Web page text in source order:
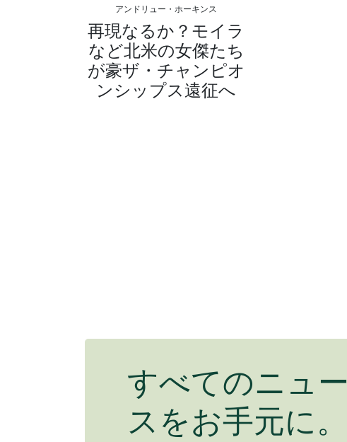
アンドリュー・ホーキンス
再現なるか？モイラ
など北米の女傑たち
が豪ザ・チャンピオ
ンシップス遠征へ
すべてのニュー
スをお手元に。